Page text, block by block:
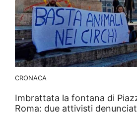
CRONACA
Imbrattata la fontana di
Roma: due attivisti